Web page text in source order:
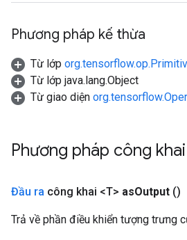
Phương pháp kế thừa
Từ lớp
Từ lớp java.lang.Object
Từ giao diện
Phương pháp công khai
Đầu ra công khai <T> asOutput ()
Trả về phần điều khiển tượng trưng